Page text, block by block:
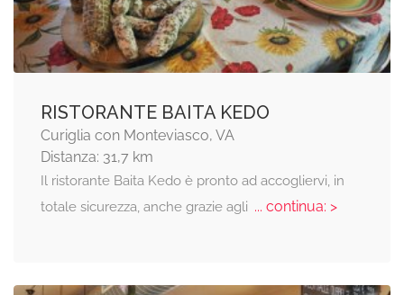
RISTORANTE BAITA KEDO
Curiglia con Monteviasco, VA
Distanza: 31,7 km
Il ristorante Baita Kedo è pronto ad accogliervi, in
totale sicurezza, anche grazie agli ... continua: >